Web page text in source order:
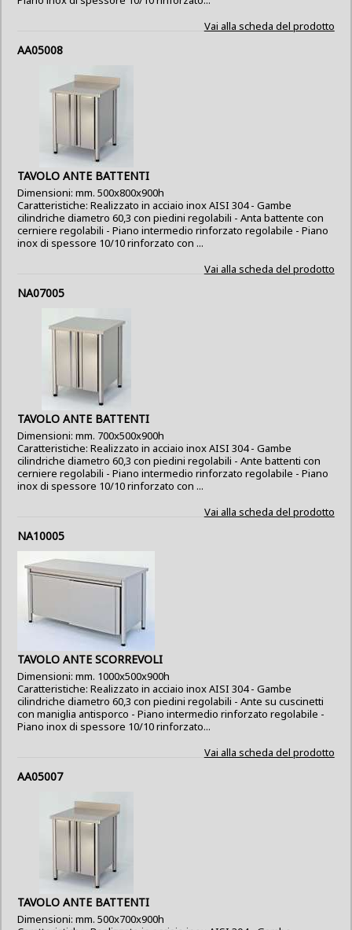
Vai alla scheda del prodotto
AA05008
TAVOLO ANTE BATTENTI
Dimensioni: mm. 500x800x900h
Caratteristiche: Realizzato in acciaio inox AISI 304 - Gambe
cilindriche diametro 60,3 con piedini regolabili - Anta battente con
cerniere regolabili - Piano intermedio rinforzato regolabile - Piano
inox di spessore 10/10 rinforzato con ...
Vai alla scheda del prodotto
NA07005
TAVOLO ANTE BATTENTI
Dimensioni: mm. 700x500x900h
Caratteristiche: Realizzato in acciaio inox AISI 304 - Gambe
cilindriche diametro 60,3 con piedini regolabili - Ante battenti con
cerniere regolabili - Piano intermedio rinforzato regolabile - Piano
inox di spessore 10/10 rinforzato con ...
Vai alla scheda del prodotto
NA10005
TAVOLO ANTE SCORREVOLI
Dimensioni: mm. 1000x500x900h
Caratteristiche: Realizzato in acciaio inox AISI 304 - Gambe
cilindriche diametro 60,3 con piedini regolabili - Ante su cuscinetti
con maniglia antisporco - Piano intermedio rinforzato regolabile -
Piano inox di spessore 10/10 rinforzato...
Vai alla scheda del prodotto
AA05007
TAVOLO ANTE BATTENTI
Dimensioni: mm. 500x700x900h